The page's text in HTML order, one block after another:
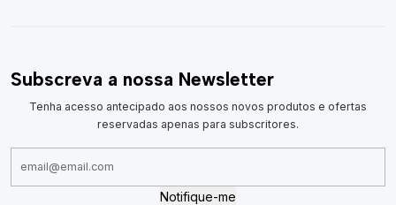
Subscreva a nossa Newsletter
Tenha acesso antecipado aos nossos novos produtos e ofertas
reservadas apenas para subscritores.
Notifique-me